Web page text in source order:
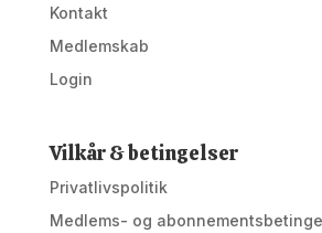
Kontakt
Medlemskab
Login
Vilkår & betingelser
Privatlivspolitik
Medlems- og